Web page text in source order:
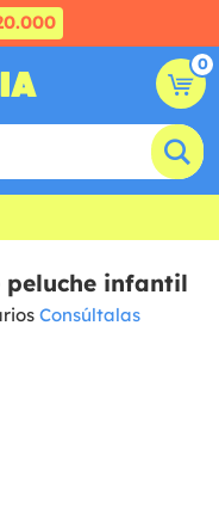
0
infantil
Consúltalas